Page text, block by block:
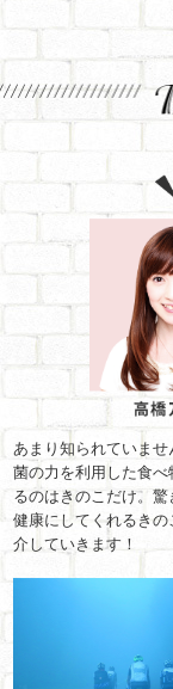
あまり知られていませ
菌の力を利用した食
るのはきのこだけ。
健康にしてくれるき
介していきます！